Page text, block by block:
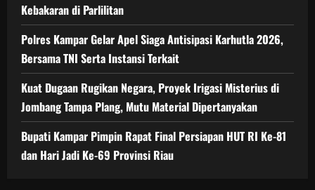
Kebakaran di Parlilitan
Polres Kampar Gelar Apel Siaga Antisipasi Karhutla 2026,
Bersama TNI Serta Instansi Terkait
Kuat Dugaan Rugikan Negara, ​Proyek Irigasi Misterius di
Jombang Tampa Plang, Mutu Material Dipertanyakan
Bupati Kampar Pimpin Rapat Final Persiapan HUT RI Ke-81
dan Hari Jadi Ke-69 Provinsi Riau